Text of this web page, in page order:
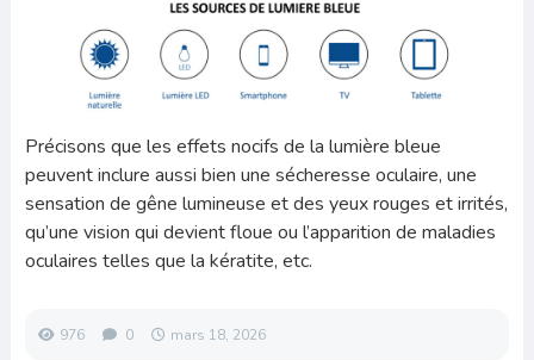
Précisons que les effets nocifs de la lumière bleue
peuvent inclure aussi bien une sécheresse oculaire, une
sensation de gêne lumineuse et des yeux rouges et irrités,
qu’une vision qui devient floue ou l’apparition de maladies
oculaires telles que la kératite, etc.
976 0 mars 18, 2026